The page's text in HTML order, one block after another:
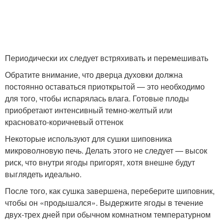
Периодически их следует встряхивать и перемешивать
Обратите внимание, что дверца духовки должна
постоянно оставаться приоткрытой — это необходимо
для того, чтобы испарялась влага. Готовые плоды
приобретают интенсивный темно-желтый или
красновато-коричневый оттенок
Некоторые используют для сушки шиповника
микроволновую печь. Делать этого не следует — высок
риск, что внутри ягоды пригорят, хотя внешне будут
выглядеть идеально.
После того, как сушка завершена, переберите шиповник,
чтобы он «продышался». Выдержите ягоды в течение
двух-трех дней при обычном комнатном температурном